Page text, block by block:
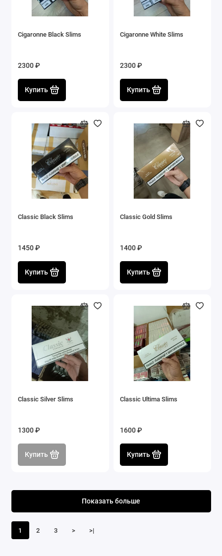
Cigaronne Black Slims
2300 ₽
Купить
Cigaronne White Slims
2300 ₽
Купить
Classic Black Slims
1450 ₽
Купить
Classic Gold Slims
1400 ₽
Купить
Classic Silver Slims
1300 ₽
Купить
Classic Ultima Slims
1600 ₽
Купить
1 2 3 > >|
Показать больше